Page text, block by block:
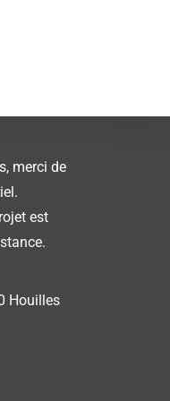
merci de
est
Houilles